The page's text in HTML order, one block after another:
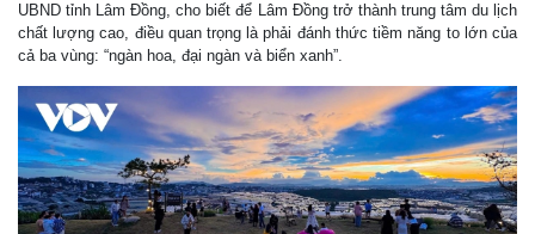
UBND tỉnh Lâm Đồng, cho biết để Lâm Đồng trở thành trung tâm du lịch
chất lượng cao, điều quan trọng là phải đánh thức tiềm năng to lớn của
cả ba vùng: “ngàn hoa, đại ngàn và biển xanh”.